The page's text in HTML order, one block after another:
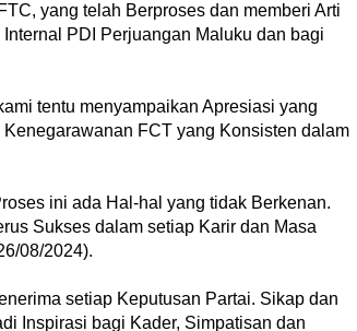
yang telah Berproses dan memberi Arti
PDI Perjuangan Maluku dan bagi
tentu menyampaikan Apresiasi yang
FCT yang Konsisten dalam
ini ada Hal-hal yang tidak Berkenan.
Sukses dalam setiap Karir dan Masa
08/2024).
setiap Keputusan Partai. Sikap dan
Inspirasi bagi Kader, Simpatisan dan